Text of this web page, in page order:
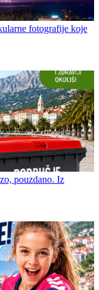
fotografije koje
pouzdano. Iz